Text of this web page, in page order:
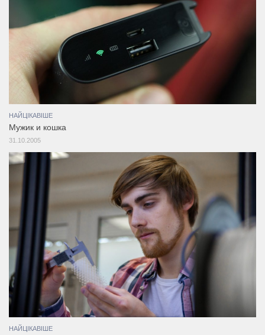
НАЙЦІКАВІШЕ
Мужик и кошка
31.10.2005
НАЙЦІКАВІШЕ